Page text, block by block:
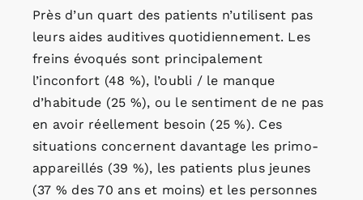
Près d’un quart des patients n’utilisent pas
leurs aides auditives quotidiennement. Les
freins évoqués sont principalement
l’inconfort (48 %), l’oubli / le manque
d’habitude (25 %), ou le sentiment de ne pas
en avoir réellement besoin (25 %). Ces
situations concernent davantage les primo-
appareillés (39 %), les patients plus jeunes
(37 % des 70 ans et moins) et les personnes